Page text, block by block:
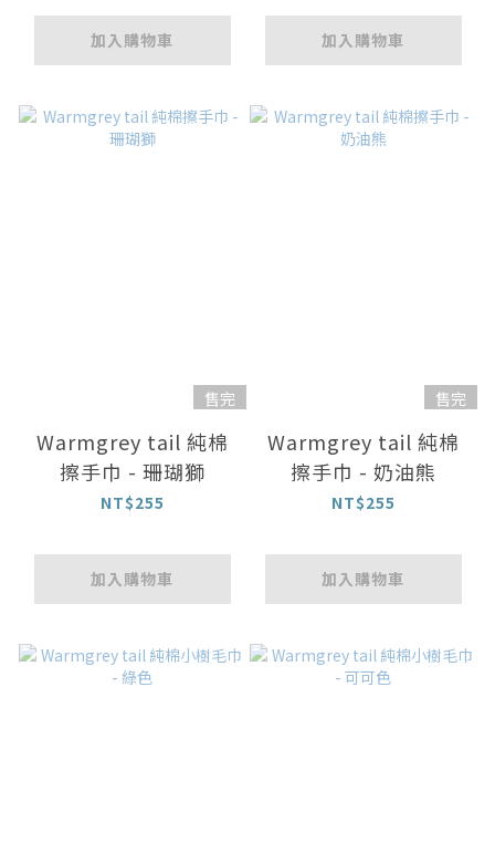
加入購物車 加入購物車
售完
Warmgrey tail 純棉
擦手巾 - 珊瑚獅
NT$255
加入購物車
售完
Warmgrey tail 純棉
擦手巾 - 奶油熊
NT$255
加入購物車